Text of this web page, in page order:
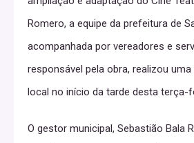
Romero, a equipe da prefeitura de
acompanhada por vereadores e
responsável pela obra, realizou
local no início da tarde desta terça-
O gestor municipal, Sebastião Bala